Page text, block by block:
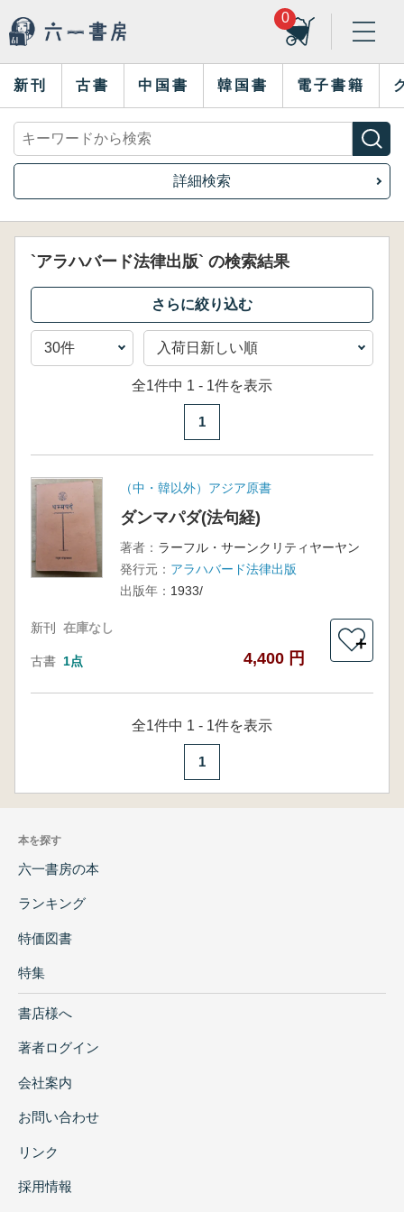
0
新刊 古書 中国書 韓国書 電子書籍
詳細検索
`アラハバード法律出版` の検索結果
全1件中 1 - 1件を表示
1
（中・韓以外）アジア原書
ダンマパダ(法句経)
著者： ラーフル・サーンクリティヤーヤン
発行元： アラハバード法律出版
出版年： 1933/
新刊 在庫なし
古書 1点 4,400 円
＋
全1件中 1 - 1件を表示
1
本を探す
六一書房の本
ランキング
特価図書
特集
書店様へ
著者ログイン
会社案内
お問い合わせ
リンク
採用情報